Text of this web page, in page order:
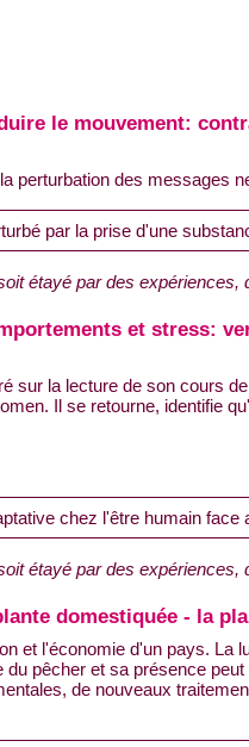
le mouvement:
perturbation des messages
par la prise d'une
étayé par des
et stress:
sur la lecture de son cours
Il se retourne, identifie
chez l'être humain face
étayé par des
domestiquée - la
et l'économie d'un pays. La
du pêcher et sa présence
de nouveaux